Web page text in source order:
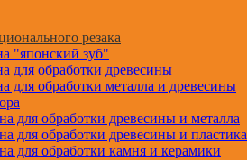
резака
"японский зуб"
для обработки древесины
обработки металла и древесины
для обработки древесины и металла
для обработки древесины и пластика
для обработки камня и керамики